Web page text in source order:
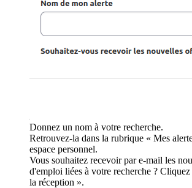
Donnez un nom à votre recherche.
Retrouvez-la dans la rubrique « Mes
espace personnel.
Vous souhaitez recevoir par e-mail les
d'emploi liées à votre recherche ?
la réception ».